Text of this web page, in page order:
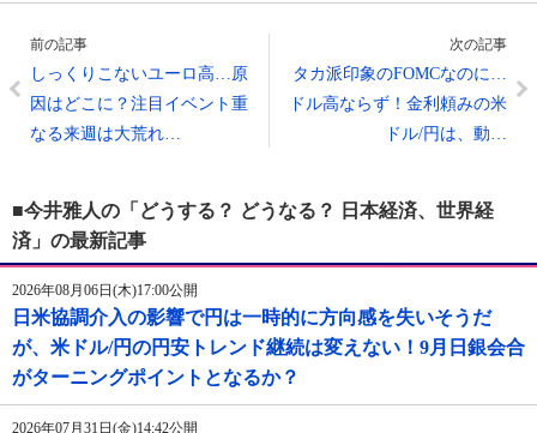
前の記事
しっくりこないユーロ高…原
因はどこに？注目イベント重
なる来週は大荒れ…
次の記事
タカ派印象のFOMCなのに…
ドル高ならず！金利頼みの米
ドル/円は、動…
■今井雅人の「どうする？ どうなる？ 日本経済、世界経
済」の最新記事
2026年08月06日(木)17:00公開
日米協調介入の影響で円は一時的に方向感を失いそうだ
が、米ドル/円の円安トレンド継続は変えない！9月日銀会合
がターニングポイントとなるか？
2026年07月31日(金)14:42公開